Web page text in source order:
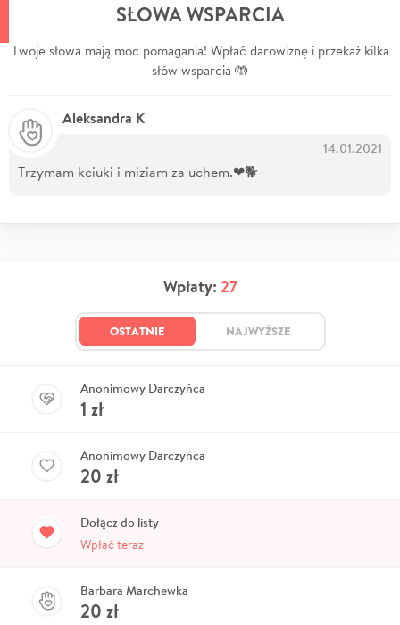
SŁOWA WSPARCIA
Twoje słowa mają moc pomagania! Wpłać darowiznę i przekaż kilka
słów wsparcia 🤲
Aleksandra K
14.01.2021
Trzymam kciuki i miziam za uchem.❤🐕
Wpłaty: 27
OSTATNIE NAJWYŻSZE
Anonimowy Darczyńca
1 zł
Anonimowy Darczyńca
20 zł
Dołącz do listy
Wpłać teraz
Barbara Marchewka
20 zł